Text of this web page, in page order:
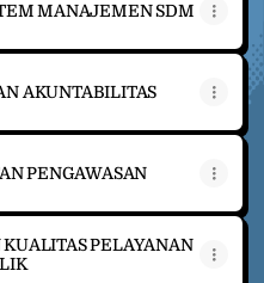
MANAJEMEN SDM
AKUNTABILITAS
PENGAWASAN
PELAYANAN